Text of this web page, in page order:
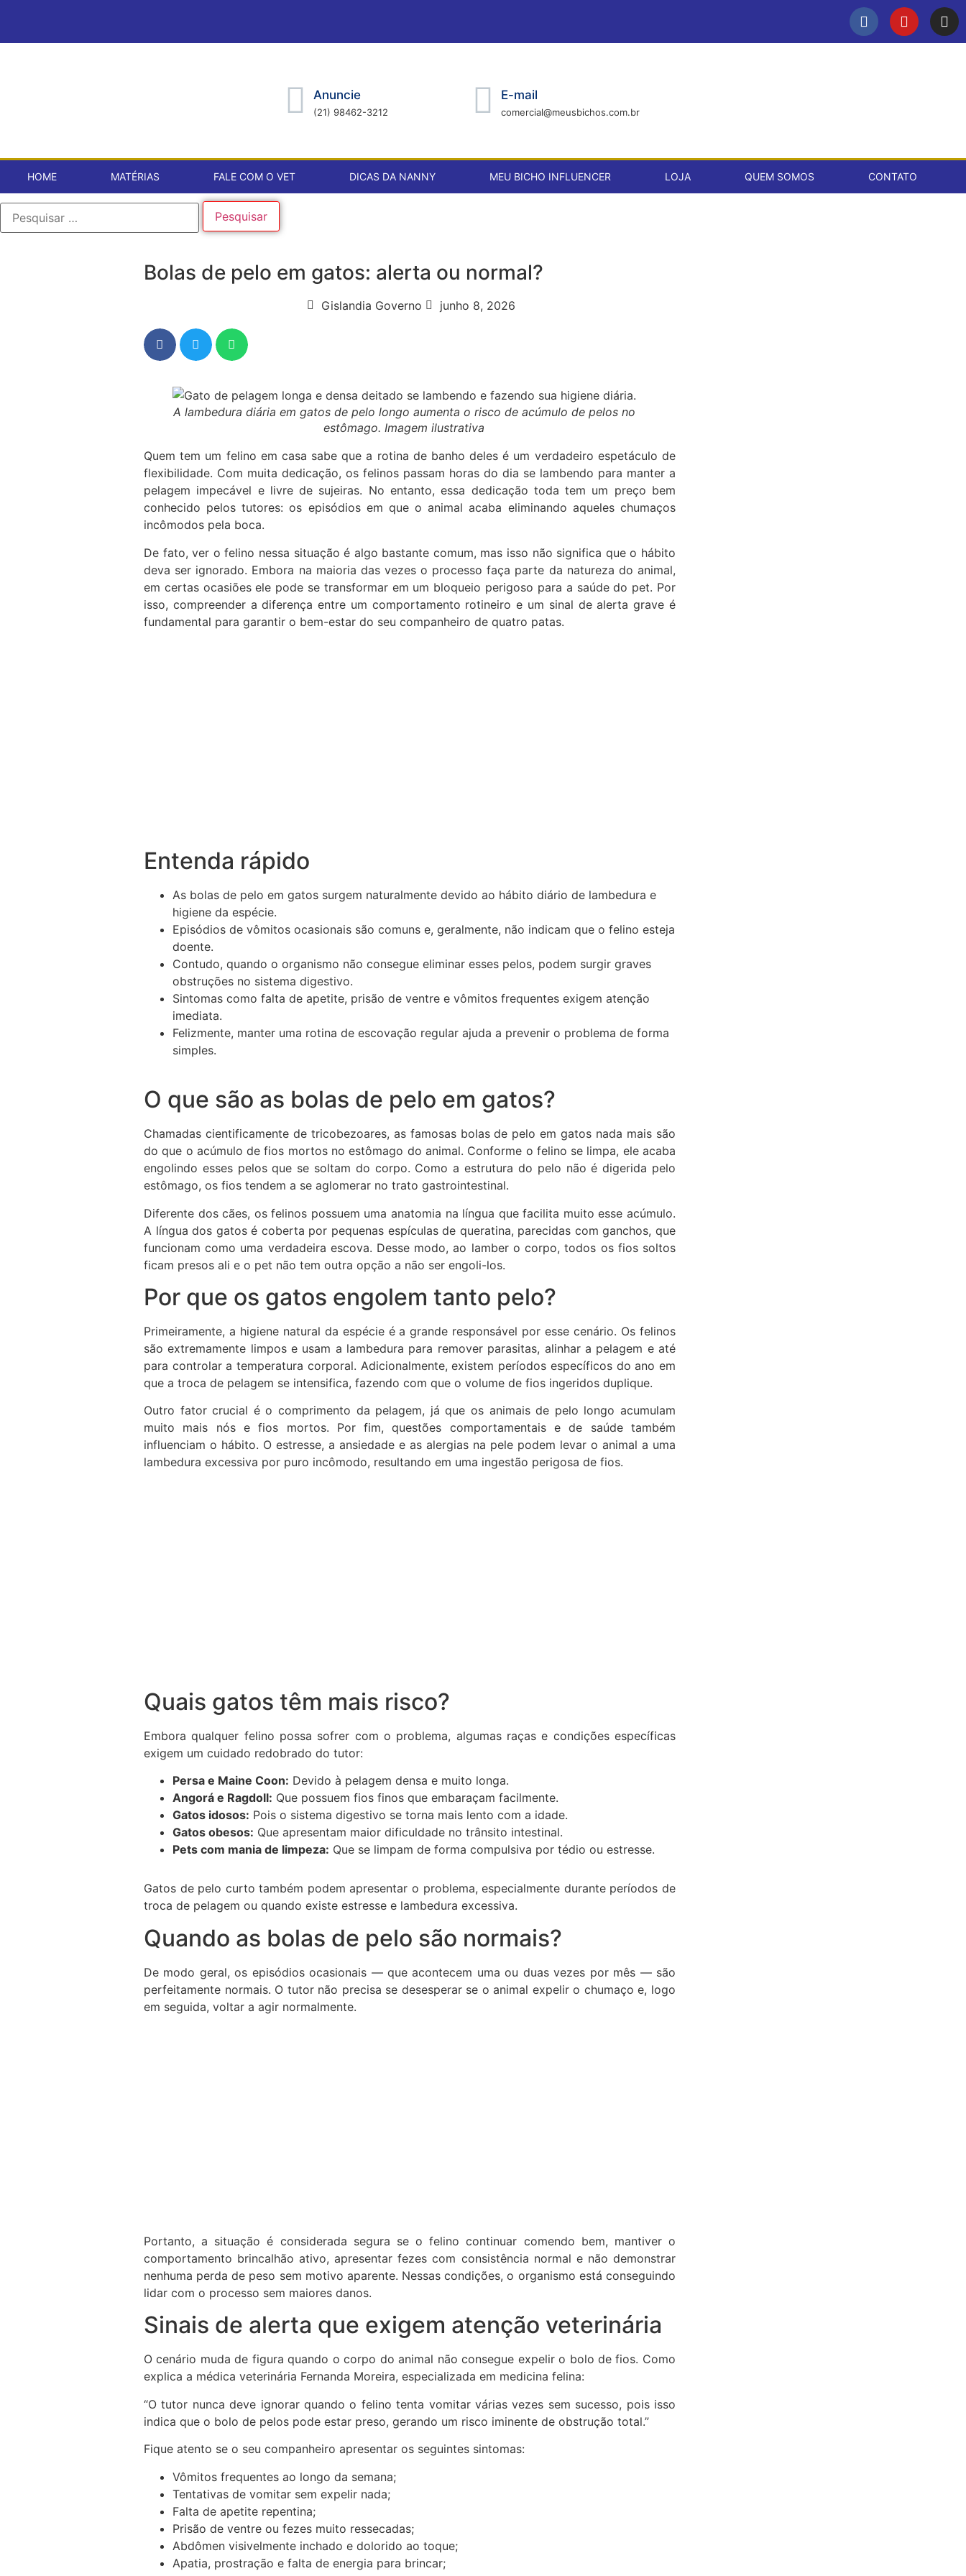
Anuncie
(21) 98462-3212
E-mail
comercial@meusbichos.com.br
HOME MATÉRIAS FALE COM O VET DICAS DA NANNY MEU BICHO INFLUENCER LOJA QUEM SOMOS CONTATO
Bolas de pelo em gatos: alerta ou normal?
Gislandia Governo junho 8, 2026
A lambedura diária em gatos de pelo longo aumenta o risco de acúmulo de pelos no
estômago. Imagem ilustrativa
Quem tem um felino em casa sabe que a rotina de banho deles é um verdadeiro espetáculo de
flexibilidade. Com muita dedicação, os felinos passam horas do dia se lambendo para manter a
pelagem impecável e livre de sujeiras. No entanto, essa dedicação toda tem um preço bem
conhecido pelos tutores: os episódios em que o animal acaba eliminando aqueles chumaços
incômodos pela boca.
De fato, ver o felino nessa situação é algo bastante comum, mas isso não significa que o hábito
deva ser ignorado. Embora na maioria das vezes o processo faça parte da natureza do animal,
em certas ocasiões ele pode se transformar em um bloqueio perigoso para a saúde do pet. Por
isso, compreender a diferença entre um comportamento rotineiro e um sinal de alerta grave é
fundamental para garantir o bem-estar do seu companheiro de quatro patas.
Entenda rápido
As bolas de pelo em gatos surgem naturalmente devido ao hábito diário de lambedura e
higiene da espécie.
Episódios de vômitos ocasionais são comuns e, geralmente, não indicam que o felino esteja
doente.
Contudo, quando o organismo não consegue eliminar esses pelos, podem surgir graves
obstruções no sistema digestivo.
Sintomas como falta de apetite, prisão de ventre e vômitos frequentes exigem atenção
imediata.
Felizmente, manter uma rotina de escovação regular ajuda a prevenir o problema de forma
simples.
O que são as bolas de pelo em gatos?
Chamadas cientificamente de tricobezoares, as famosas bolas de pelo em gatos nada mais são
do que o acúmulo de fios mortos no estômago do animal. Conforme o felino se limpa, ele acaba
engolindo esses pelos que se soltam do corpo. Como a estrutura do pelo não é digerida pelo
estômago, os fios tendem a se aglomerar no trato gastrointestinal.
Diferente dos cães, os felinos possuem uma anatomia na língua que facilita muito esse acúmulo.
A língua dos gatos é coberta por pequenas espículas de queratina, parecidas com ganchos, que
funcionam como uma verdadeira escova. Desse modo, ao lamber o corpo, todos os fios soltos
ficam presos ali e o pet não tem outra opção a não ser engoli-los.
Por que os gatos engolem tanto pelo?
Primeiramente, a higiene natural da espécie é a grande responsável por esse cenário. Os felinos
são extremamente limpos e usam a lambedura para remover parasitas, alinhar a pelagem e até
para controlar a temperatura corporal. Adicionalmente, existem períodos específicos do ano em
que a troca de pelagem se intensifica, fazendo com que o volume de fios ingeridos duplique.
Outro fator crucial é o comprimento da pelagem, já que os animais de pelo longo acumulam
muito mais nós e fios mortos. Por fim, questões comportamentais e de saúde também
influenciam o hábito. O estresse, a ansiedade e as alergias na pele podem levar o animal a uma
lambedura excessiva por puro incômodo, resultando em uma ingestão perigosa de fios.
Quais gatos têm mais risco?
Embora qualquer felino possa sofrer com o problema, algumas raças e condições específicas
exigem um cuidado redobrado do tutor:
Persa e Maine Coon: Devido à pelagem densa e muito longa.
Angorá e Ragdoll: Que possuem fios finos que embaraçam facilmente.
Gatos idosos: Pois o sistema digestivo se torna mais lento com a idade.
Gatos obesos: Que apresentam maior dificuldade no trânsito intestinal.
Pets com mania de limpeza: Que se limpam de forma compulsiva por tédio ou estresse.
Gatos de pelo curto também podem apresentar o problema, especialmente durante períodos de
troca de pelagem ou quando existe estresse e lambedura excessiva.
Quando as bolas de pelo são normais?
De modo geral, os episódios ocasionais — que acontecem uma ou duas vezes por mês — são
perfeitamente normais. O tutor não precisa se desesperar se o animal expelir o chumaço e, logo
em seguida, voltar a agir normalmente.
Portanto, a situação é considerada segura se o felino continuar comendo bem, mantiver o
comportamento brincalhão ativo, apresentar fezes com consistência normal e não demonstrar
nenhuma perda de peso sem motivo aparente. Nessas condições, o organismo está conseguindo
lidar com o processo sem maiores danos.
Sinais de alerta que exigem atenção veterinária
O cenário muda de figura quando o corpo do animal não consegue expelir o bolo de fios. Como
explica a médica veterinária Fernanda Moreira, especializada em medicina felina:
“O tutor nunca deve ignorar quando o felino tenta vomitar várias vezes sem sucesso, pois isso
indica que o bolo de pelos pode estar preso, gerando um risco iminente de obstrução total.”
Fique atento se o seu companheiro apresentar os seguintes sintomas:
Vômitos frequentes ao longo da semana;
Tentativas de vomitar sem expelir nada;
Falta de apetite repentina;
Prisão de ventre ou fezes muito ressecadas;
Abdômen visivelmente inchado e dolorido ao toque;
Apatia, prostração e falta de energia para brincar;